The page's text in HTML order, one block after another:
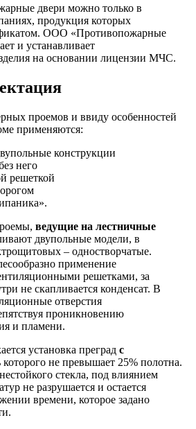
двери можно только в
продукция которых
ООО «Противопожарные
и устанавливает
на основании лицензии МЧС.
проемов и ввиду особенностей
применяются:
конструкции
него
решеткой
ведущие на лестничные
двупольные модели, в
– одностворчатые.
применение
решетками, за
не скапливается конденсат. В
отверстия
проникновению
и пламени.
установка преград с
не превышает 25% полотна.
стекла, под влиянием
не разрушается и остается
времени, которое задано